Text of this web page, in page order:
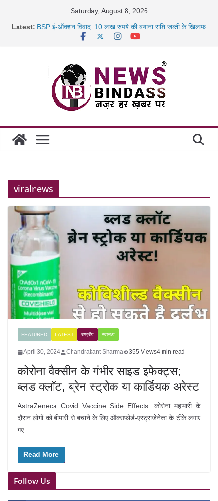
Saturday, August 8, 2026
Latest: BSP ई-ऑक्शन विवाद: 10 लाख रुपये की बयाना राशि जब्ती के खिलाफ
साइबर ठगी पर दुर्ग पुलिस का बड़ा एक्शन: 13 म्यूल बैंक खाताधारक
गिरफ्तार
viralnews
FEATURED LATEST राष्ट्रीय स्वास्थ्य
April 30, 2024 Chandrakant Sharma 355 Views4 min read
कोरोना वैक्सीन के गंभीर साइड इफेक्ट्स;
ब्लड क्लॉट, ब्रेन स्ट्रोक या कार्डियक अरेस्ट
AstraZeneca Covid Vaccine Side Effects: कोरोना महामारी के
दौरान लोगों को बीमारी से बचाने के लिए ऑक्सफोर्ड-एस्ट्राजेनेका के टीके लगाए
गए
Read More
Follow Us